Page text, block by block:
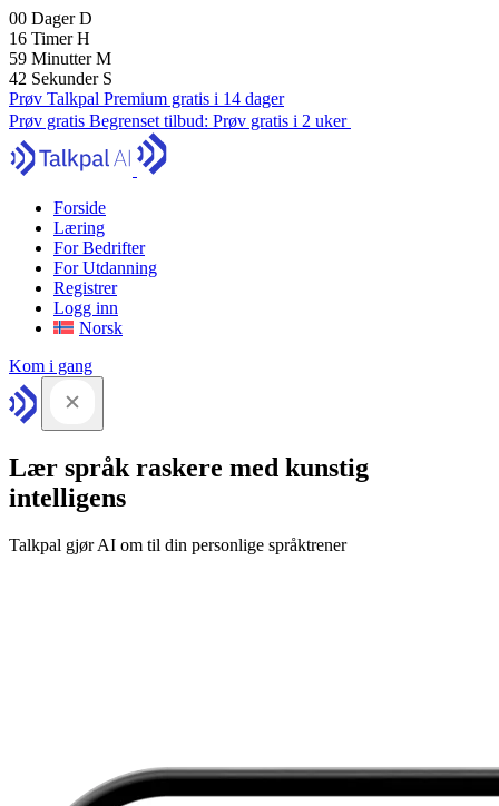
00 DagerD
16 TimerH
59 MinutterM
41 Sekunder S
Prøv Talkpal Premium gratis i 14 dager
Prøv gratis Begrenset tilbud: Prøv gratis i 2 uker
Forside
Læring
For Bedrifter
For Utdanning
Registrer
Logg inn
Norsk
Kom i gang
Lær språk raskere med kunstig
intelligens
Talkpal gjør AI om til din personlige språktrener